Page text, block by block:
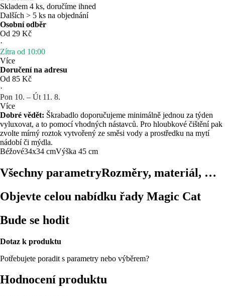
Skladem 4 ks, doručíme ihned
Dalších > 5 ks na objednání
Osobní odběr
Od 29 Kč
·
Zítra od 10:00
Více
Doručení na adresu
Od 85 Kč
·
Pon 10. – Út 11. 8.
Více
Dobré vědět: Škrabadlo doporučujeme minimálně jednou za týden
vyluxovat, a to pomocí vhodných nástavců. Pro hloubkové čištění pak
zvolte mírný roztok vytvořený ze směsi vody a prostředku na mytí
nádobí či mýdla.
Béžové34x34 cmVýška 45 cm
Všechny parametryRozměry, materiál, …
Objevte celou nabídku řady Magic Cat
Bude se hodit
Dotaz k produktu
Potřebujete poradit s parametry nebo výběrem?
Hodnocení produktu